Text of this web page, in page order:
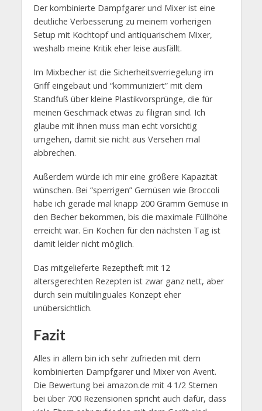
Der kombinierte Dampfgarer und Mixer ist eine
deutliche Verbesserung zu meinem vorherigen
Setup mit Kochtopf und antiquarischem Mixer,
weshalb meine Kritik eher leise ausfällt.
Im Mixbecher ist die Sicherheitsverriegelung im
Griff eingebaut und “kommuniziert” mit dem
Standfuß über kleine Plastikvorsprünge, die für
meinen Geschmack etwas zu filigran sind. Ich
glaube mit ihnen muss man echt vorsichtig
umgehen, damit sie nicht aus Versehen mal
abbrechen.
Außerdem würde ich mir eine größere Kapazität
wünschen. Bei “sperrigen” Gemüsen wie Broccoli
habe ich gerade mal knapp 200 Gramm Gemüse in
den Becher bekommen, bis die maximale Füllhöhe
erreicht war. Ein Kochen für den nächsten Tag ist
damit leider nicht möglich.
Das mitgelieferte Rezeptheft mit 12
altersgerechten Rezepten ist zwar ganz nett, aber
durch sein multilinguales Konzept eher
unübersichtlich.
Fazit
Alles in allem bin ich sehr zufrieden mit dem
kombinierten Dampfgarer und Mixer von Avent.
Die Bewertung bei amazon.de mit 4 1/2 Sternen
bei über 700 Rezensionen spricht auch dafür, dass